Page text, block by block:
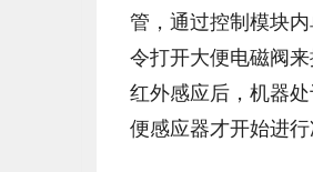
管，通过控制模块
令打开大便电磁阀
红外感应后，机器
便感应器才开始进